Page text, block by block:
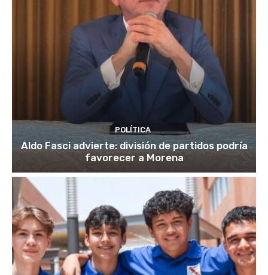
POLÍTICA
Aldo Fasci advierte: división de partidos podría
favorecer a Morena